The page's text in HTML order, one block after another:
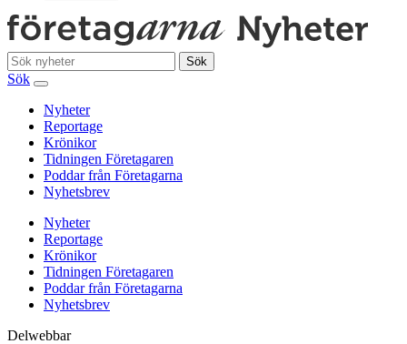
Sök
Sök
Nyheter
Reportage
Krönikor
Tidningen Företagaren
Poddar från Företagarna
Nyhetsbrev
Nyheter
Reportage
Krönikor
Tidningen Företagaren
Poddar från Företagarna
Nyhetsbrev
Delwebbar